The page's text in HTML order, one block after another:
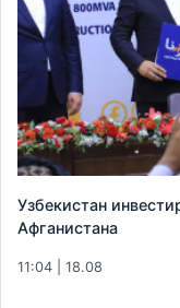
Узбекистан
Афганистана
11:04 | 18.08